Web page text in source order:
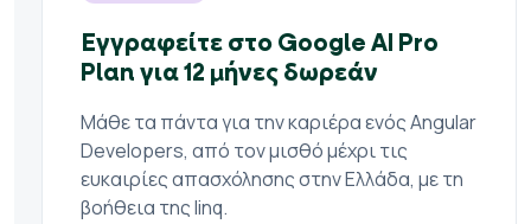
Εγγραφείτε στο Google AI Pro
Plan για 12 μήνες δωρεάν
Μάθε τα πάντα για την καριέρα ενός Angular
Developers, από τον μισθό μέχρι τις
ευκαιρίες απασχόλησης στην Ελλάδα, με τη
βοήθεια της linq.